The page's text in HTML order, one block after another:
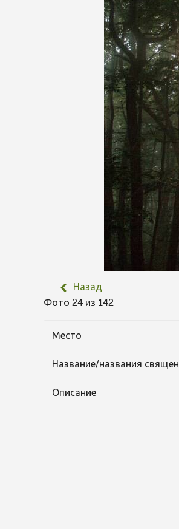
Назад
Фото 24 из 142
Место
Название/названия
Описание